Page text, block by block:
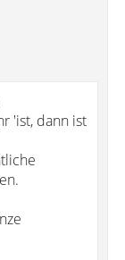
'ist, dann ist